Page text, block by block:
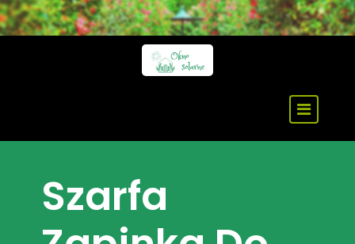
Skip
to
Szarfa